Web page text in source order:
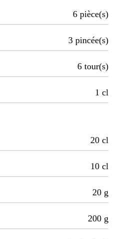
6 pièce(s)
3 pincée(s)
6 tour(s)
1 cl
20 cl
10 cl
20 g
200 g